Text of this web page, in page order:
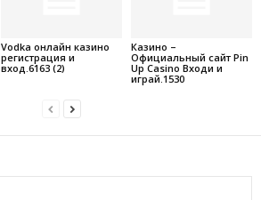
Vodka онлайн казино
регистрация и
вход.6163 (2)
Казино –
Официальный сайт Pin
Up Casino Входи и
играй.1530